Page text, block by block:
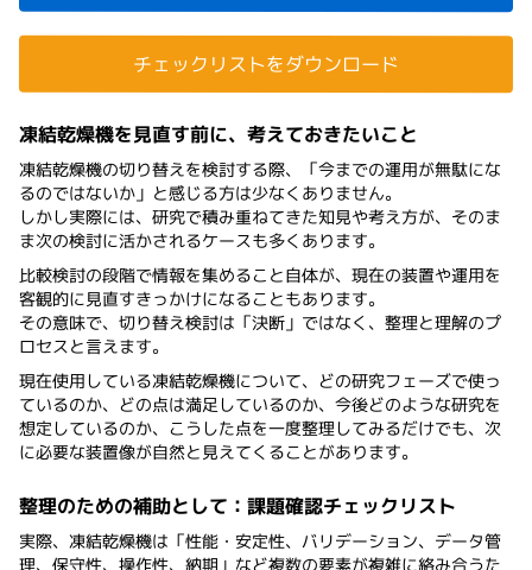
チェックリストをダウンロード
凍結乾燥機を見直す前に、考えておきたいこと
凍結乾燥機の切り替えを検討する際、「今までの運用が無駄にな
るのではないか」と感じる方は少なくありません。
しかし実際には、研究で積み重ねてきた知見や考え方が、そのま
ま次の検討に活かされるケースも多くあります。
比較検討の段階で情報を集めること自体が、現在の装置や運用を
客観的に見直すきっかけになることもあります。
その意味で、切り替え検討は「決断」ではなく、整理と理解のプ
ロセスと言えます。
現在使用している凍結乾燥機について、どの研究フェーズで使っ
ているのか、どの点は満足しているのか、今後どのような研究を
想定しているのか、こうした点を一度整理してみるだけでも、次
に必要な装置像が自然と見えてくることがあります。
整理のための補助として：課題確認チェックリスト
実際、凍結乾燥機は「性能・安定性、バリデーション、データ管
理、保守性、操作性、納期」など複数の要素が複雑に絡み合うた